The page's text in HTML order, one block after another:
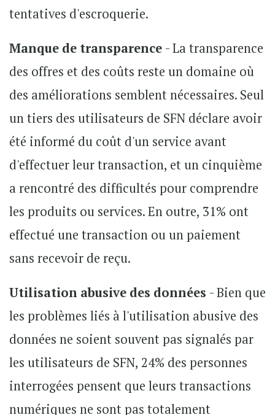
tentatives d'escroquerie.
Manque de transparence - La transparence
des offres et des coûts reste un domaine où
des améliorations semblent nécessaires. Seul
un tiers des utilisateurs de SFN déclare avoir
été informé du coût d'un service avant
d'effectuer leur transaction, et un cinquième
a rencontré des difficultés pour comprendre
les produits ou services. En outre, 31% ont
effectué une transaction ou un paiement
sans recevoir de reçu.
Utilisation abusive des données - Bien que
les problèmes liés à l'utilisation abusive des
données ne soient souvent pas signalés par
les utilisateurs de SFN, 24% des personnes
interrogées pensent que leurs transactions
numériques ne sont pas totalement